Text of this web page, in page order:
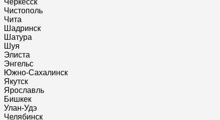
Черкесск
Чистополь
Чита
Шадринск
Шатура
Шуя
Элиста
Энгельс
Южно-Сахалинск
Якутск
Ярославль
Бишкек
Улан-Удэ
Челябинск